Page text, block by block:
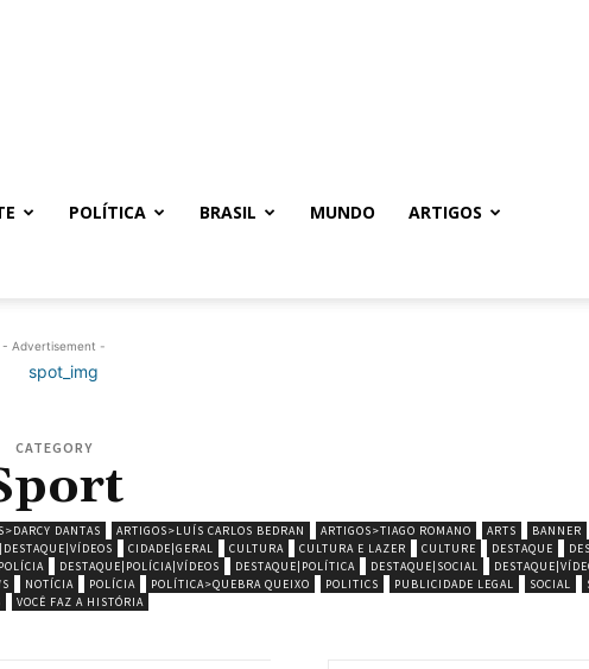
POLÍTICA BRASIL MUNDO ARTIGOS
- Advertisement -
CATEGORY
DANTAS ARTIGOS>LUÍS CARLOS BEDRAN ARTIGOS>TIAGO ROMANO ARTS BANNER
CIDADE|GERAL CULTURA CULTURA E LAZER CULTURE DESTAQUE
DESTAQUE|POLÍCIA|VÍDEOS DESTAQUE|POLÍTICA DESTAQUE|SOCIAL
NOTÍCIA POLÍCIA POLÍTICA>QUEBRA QUEIXO POLITICS PUBLICIDADE LEGAL SOCIAL
VOCÊ FAZ A HISTÓRIA